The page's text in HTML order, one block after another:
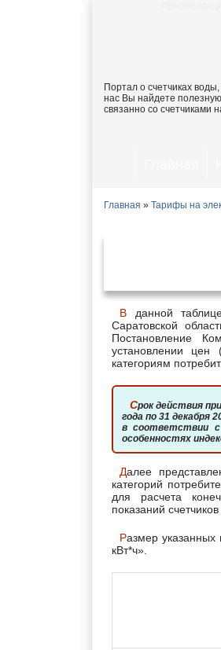
Портал о счетчиках
нас Вы найдете
связанно со счетчиками
Главная » Тарифы на
В данной таблице указаны параметры на электрическую энергию, действующие в Саратове и
Саратовской
Постановление
установлении
категориям
Срок действия приведенных в таблице тарифов кончается 30 июня 2025 года и повышаются с 1 июля 2025
года по 31 декабря
в соответствии с
особенностях
Далее представлены тарифы на электрическую энергию для населения и приравненных к нему
категорий
для расчета
показаний
Размер указанных ниже тарифов включает НДС. За единицу измерения тарифных ставок принят «руб/
кВт*ч».